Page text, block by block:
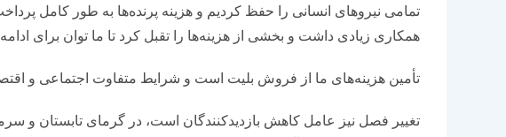
تمامی نیروهای انسانی را حفظ کردیم و هزینه پرنده‌ها به طور کامل
همکاری زیادی داشت و بخشی از هزینه‌ها را تقبل کرد تا ما توان برای
تأمین هزینه‌های ما از فروش بلیت است و شرایط متفاوت اجتماعی و
تغییر فصل نیز عامل کاهش بازدیدکنندگان است، در گرمای تابستان و